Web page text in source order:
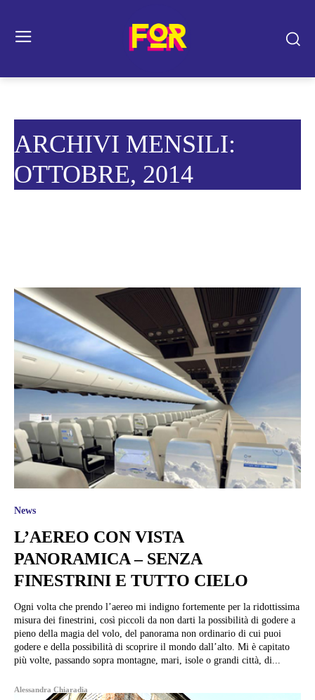
ARCHIVI MENSILI:
OTTOBRE, 2014
News
L’AEREO CON VISTA
PANORAMICA – SENZA
FINESTRINI E TUTTO CIELO
Ogni volta che prendo l’aereo mi indigno fortemente per la ridottissima
misura dei finestrini, così piccoli da non darti la possibilità di godere a
pieno della magia del volo, del panorama non ordinario di cui puoi
godere e della possibilità di scoprire il mondo dall’alto. Mi è capitato
più volte, passando sopra montagne, mari, isole o grandi città, di...
Alessandra Chiaradia